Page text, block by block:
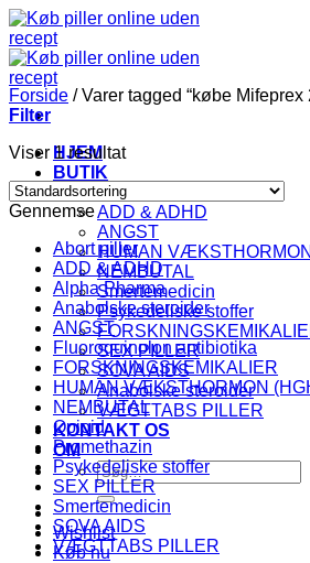
Fortsæt
til
indhold
HJEM
BUTIK
KATEGORI
ADD & ADHD
ANGST
HUMAN
NEMBUTAL
Smertemedicin
Psykedeliske stoffer
SEX PILLER
SOVA AIDS
Anabolske steroider
VÆGTTABS PILLER
KONTAKT OS
OM
Søg
efter:
Wishlist
Køb nu
Forside /Varer tagged “købe Mifeprex
Filter
Viser 1 resultat
Gennemse
Abort piller
ADD & ADHD
Alpha Pharma
Anabolske steroider
ANGST
Fluoroquinolon antibiotika
FORSKNINGSKEMIKALIER
HUMAN VÆKSTHORMON
NEMBUTAL
Opioid
Promethazin
Psykedeliske stoffer
SEX PILLER
Smertemedicin
SOVA AIDS
VÆGTTABS PILLER